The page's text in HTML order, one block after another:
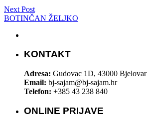
Next Post
BOTINČAN ŽELJKO
KONTAKT
Adresa: Gudovac 1D, 43000 Bjelovar
Email: bj-sajam@bj-sajam.hr
Telefon: +385 43 238 840
ONLINE PRIJAVE